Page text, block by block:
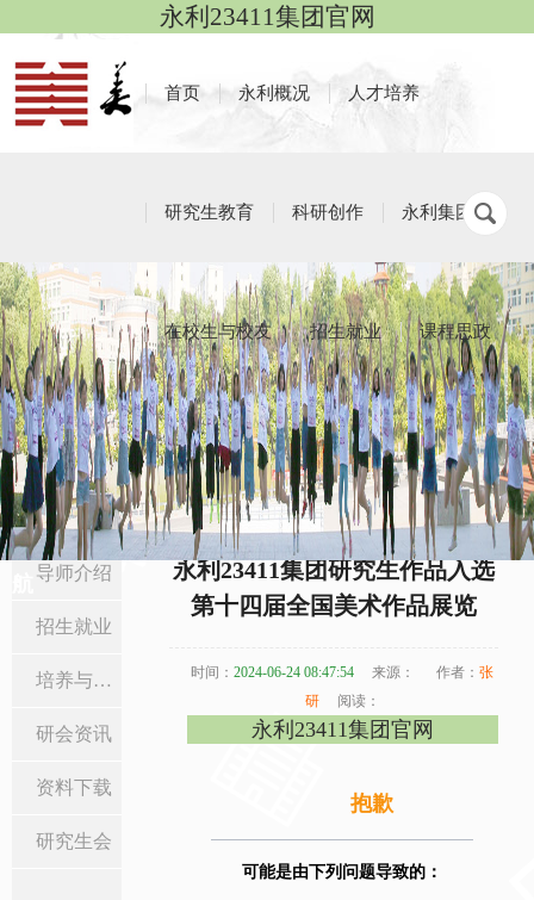
永利23411集团官网
首页 永利概况 人才培养
研究生教育 科研创作 永利集团
在校生与校友 招生就业 课程思政
栏目导
导师介绍
招生就业
培养与学位
研会资讯
资料下载
研究生会
培养与学位
当前位置: > 研究生教育 >培养与学位 > 正文
永利23411集团研究生作品入选
第十四届全国美术作品展览
时间：2024-06-24 08:47:54 来源： 作者：张
研
阅读：
永利23411集团官网
抱歉
可能是由下列问题导致的：